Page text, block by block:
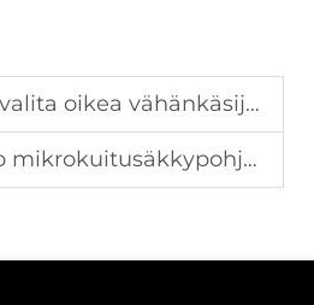
oikea vähänkäsijyväsuoja?
turvallisia vauvoille ja herkälle iholle?